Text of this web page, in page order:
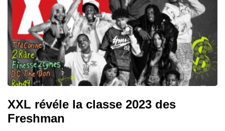
XXL révéle la classe 2023 des
Freshman